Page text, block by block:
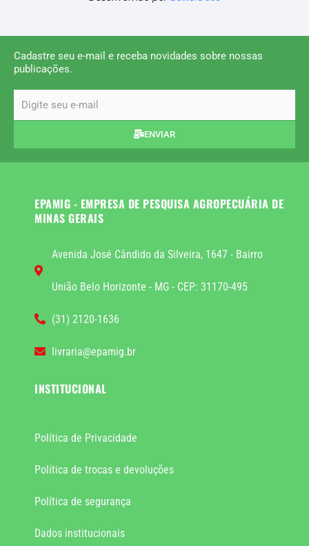
Cadastre seu e-mail e receba novidades sobre nossas
publicações.
ENVIAR
EPAMIG - EMPRESA DE PESQUISA AGROPECUÁRIA DE
MINAS GERAIS
Avenida José Cândido da Silveira, 1647 - Bairro
União Belo Horizonte - MG - CEP: 31170-495
(31) 2120-1636
livraria@epamig.br
INSTITUCIONAL
Política de Privacidade
Política de trocas e devoluções
Política de segurança
Dados institucionais